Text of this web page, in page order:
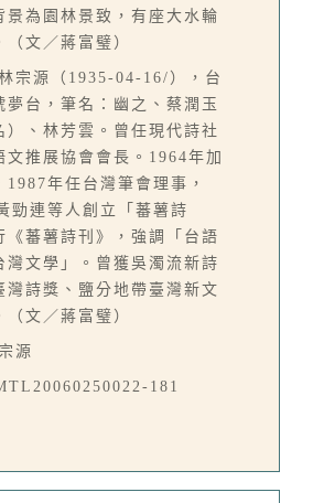
景為園林景致，有座大水輪
（文／蔣富璧）
宗源（1935-04-16/），台
夢台，筆名：幽之、蔡潤玉
）、林芳雲。曾任現代詩社
文推展協會會長。1964年加
1987年任台灣筆會理事，
勁連等人創立「蕃薯詩
《蕃薯詩刊》，強調「台語
灣文學」。曾獲吳濁流新詩
灣詩獎、鹽分地帶臺灣新文
文／蔣富璧）
源
181